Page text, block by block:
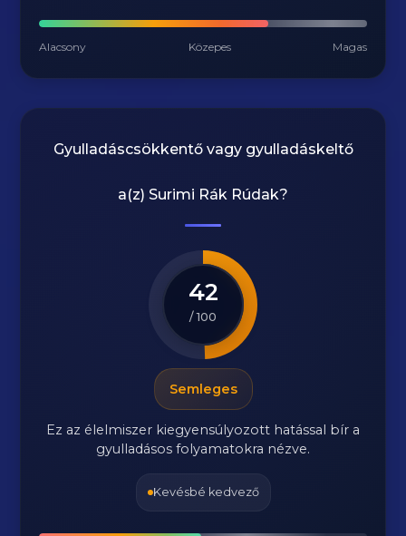
Alacsony Közepes Magas
Gyulladáscsökkentő vagy gyulladáskeltő
a(z) Surimi Rák Rúdak?
42
/ 100
Semleges
Ez az élelmiszer kiegyensúlyozott hatással bír a
gyulladásos folyamatokra nézve.
Kevésbé kedvező